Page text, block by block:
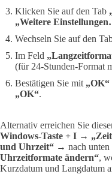
Klicken Sie auf den Tab
„Weitere
Wechseln Sie auf den
Im Feld
(für 24-Stunden-Format
Bestätigen Sie mit „OK“
„OK“.
Alternativ erreichen Sie
Windows-Taste + I →
und Uhrzeit“ → nach
Uhrzeitformate ändern“,
Kurzdatum und Langdatum